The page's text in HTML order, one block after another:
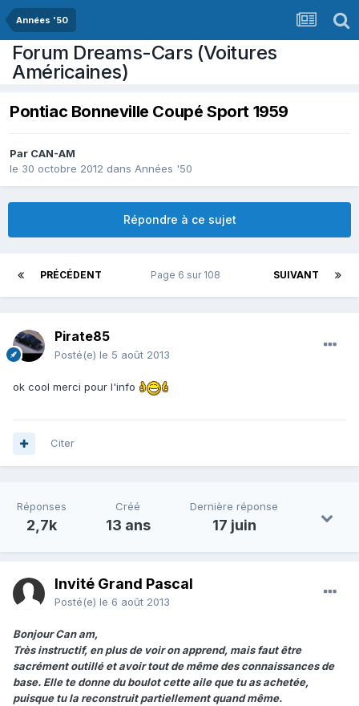
Années '50
Forum Dreams-Cars (Voitures
Américaines)
Pontiac Bonneville Coupé Sport 1959
Par CAN-AM
le 30 octobre 2012 dans Années '50
Répondre à ce sujet
PRÉCÉDENT SUIVANT
Page 6 sur 108
Pirate85
Posté(e) le 5 août 2013
ok cool merci pour l'info
Citer
Réponses
2,7k
Créé
13 ans
Dernière réponse
17 juin
Invité Grand Pascal
Posté(e) le 6 août 2013
Bonjour Can am,
Très instructif, en plus de voir on apprend, mais faut être
sacrément outillé et avoir tout de même des connaissances de
base. Elle te donne du boulot cette aile que tu as achetée,
puisque tu la reconstruit partiellement quand même.